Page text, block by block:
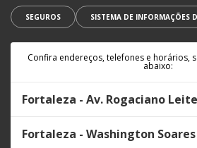
SEGUROS SISTEMA DE INFORMAÇÕES
Confira endereços, telefones e horários,
abaixo:
Fortaleza - Av. Rogaciano Leite
Fortaleza - Washington Soares